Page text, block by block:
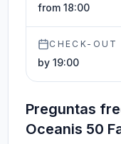
from 18:00
CHECK-OUT
by 19:00
Preguntas
Oceanis 50